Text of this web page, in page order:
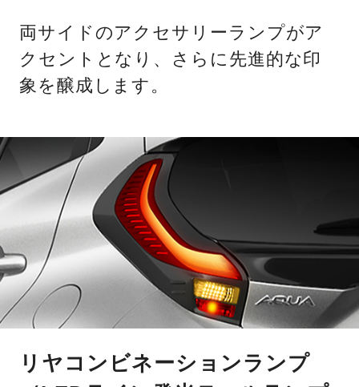
両サイドのアクセサリーランプがア
クセントとなり、さらに先進的な印
象を醸成します。
リヤコンビネーションランプ